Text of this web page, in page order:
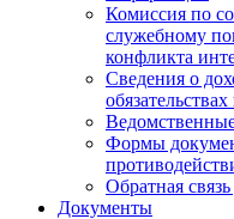
Комиссия по
служебному
конфликта
Сведения о
Формы
Обратная
Документы